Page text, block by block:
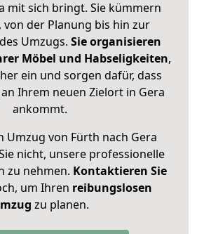
mit sich bringt. Sie kümmern
von der Planung bis hin zur
Umzugs. Sie organisieren
Möbel und Habseligkeiten,
ein und sorgen dafür, dass
Ihrem neuen Zielort in Gera
ankommt.
Umzug von Fürth nach Gera
nicht, unsere professionelle
zu nehmen. Kontaktieren Sie
um Ihren reibungslosen
zu planen.